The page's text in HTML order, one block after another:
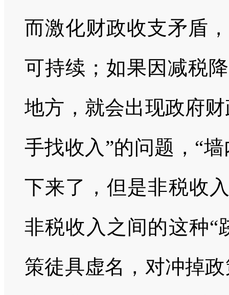
而激化财政收支矛盾
可持续；如果因减税
地方，就会出现政府
手找收入”的问题，“
下来了，但是非税收
非税收入之间的这种“
策徒具虚名，对冲掉